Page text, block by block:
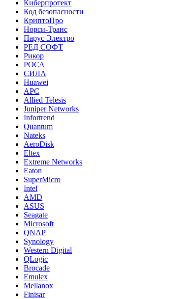
Киберпротект
Код безопасности
КриптоПро
Норси-Транс
Парус Электро
РЕД СОФТ
Рикор
РОСА
СИЛА
Huawei
APC
Allied Telesis
Juniper Networks
Infortrend
Quantum
Nateks
AeroDisk
Eltex
Extreme Networks
Eaton
SuperMicro
Intel
AMD
ASUS
Seagate
Microsoft
QNAP
Synology
Western Digital
QLogic
Brocade
Emulex
Mellanox
Finisar